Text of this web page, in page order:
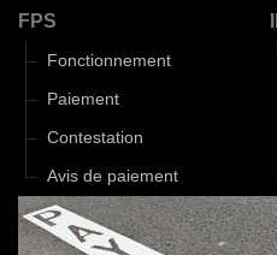
FPS
Fonctionnement
Paiement
Contestation
Avis de paiement